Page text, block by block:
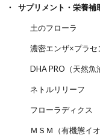
サプリメント・栄養補
土のフローラ
濃密エンザ×プラセ
DHA PRO（天然魚
ネトルリリーフ
フローラディクス
ＭＳＭ（有機態イオ